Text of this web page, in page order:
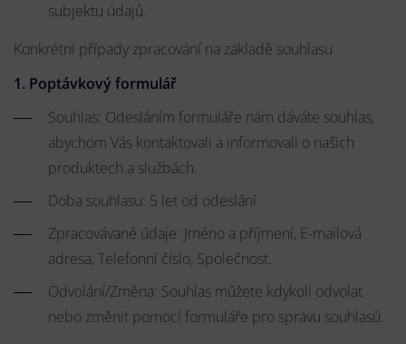
subjektu údajů.
Konkrétní případy zpracování na základě souhlasu
1. Poptávkový formulář
Souhlas: Odesláním formuláře nám dáváte souhlas,
abychom Vás kontaktovali a informovali o našich
produktech a službách.
Doba souhlasu: 5 let od odeslání.
Zpracovávané údaje: Jméno a příjmení, E-mailová
adresa, Telefonní číslo, Společnost.
Odvolání/Změna: Souhlas můžete kdykoli odvolat
nebo změnit pomocí formuláře pro správu souhlasů.